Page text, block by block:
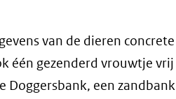
van de dieren concrete
één gezenderd vrouwtje vrij
Doggersbank, een zandbank